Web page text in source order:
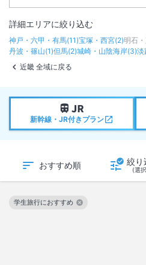
詳細エリアに絞り込む
神戸・六甲・有馬(11)宝塚・西宮(2)明石
丹波・篠山(1)但馬(2)城崎・山陰海岸(3)淡
近畿 全域に戻る
新幹線・JR付きプラン
おすすめ順 絞り
(選
学生旅行におすすめ
この絞り込み条件を解除